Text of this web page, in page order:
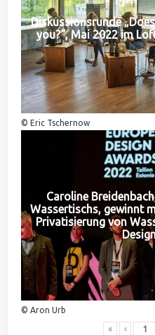
Diskussionsrunde
you?“, Mai 2022 im
© Eric Tschernow
Caroline
Wassertischs, gewinnt
Privatisierung von
© Aron Urb
« ‹